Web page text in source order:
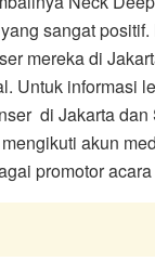
sangat
mereka di
Untuk informasi
di Jakarta dan
akun
promotor